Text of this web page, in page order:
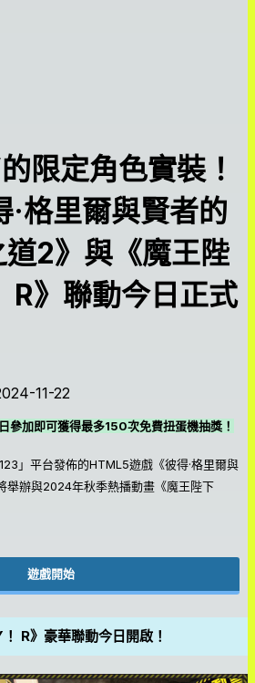
限定角色實裝！
·格里爾與賢者的
2》與《魔王陛
R》聯動今日正式
11-22
參加即可獲得最多150次免費扭蛋機抽獎！
」平台發佈的HTML5遊戲《彼得·格里爾與
舉辦與2024年秋季熱播動畫《魔王陛下
遊戲開始
R》豪華聯動今日開啟！